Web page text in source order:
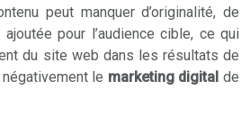
peut manquer d’originalité, de
pour l’audience cible, ce qui
du site web dans les résultats de
le marketing digitalde